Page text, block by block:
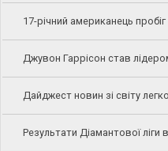
17-річний американець
Джувон Гаррісон став
Дайджест новин зі світу
Результати Діамантової ліги